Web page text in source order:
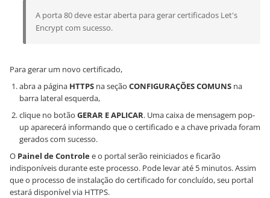
A porta 80 deve estar aberta para gerar certificados Let's
Encrypt com sucesso.
Para gerar um novo certificado,
abra a página HTTPS na seção CONFIGURAÇÕES COMUNS na
barra lateral esquerda,
clique no botão GERAR E APLICAR. Uma caixa de mensagem pop-
up aparecerá informando que o certificado e a chave privada foram
gerados com sucesso.
O Painel de Controlee o portal serão reiniciados e ficarão
indisponíveis durante este processo. Pode levar até 5 minutos. Assim
que o processo de instalação do certificado for concluído, seu portal
estará disponível via HTTPS.